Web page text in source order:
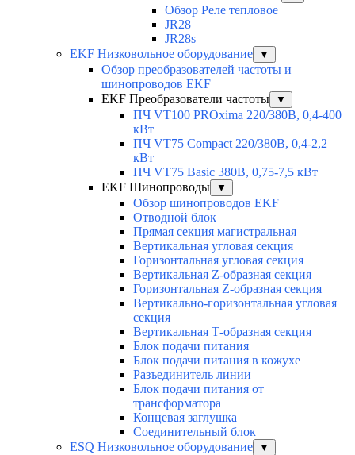
Обзор Реле тепловое
JR28
JR28s
EKF Низковольное оборудование
▼
Обзор преобразователей частоты и
шинопроводов EKF
EKF Преобразователи частоты
▼
ПЧ VT100 PROxima 220/380В, 0,4-400
кВт
ПЧ VT75 Compact 220/380В, 0,4-2,2
кВт
ПЧ VT75 Basic 380В, 0,75-7,5 кВт
EKF Шинопроводы
▼
Обзор шинопроводов EKF
Отводной блок
Прямая секция магистральная
Вертикальная угловая секция
Горизонтальная угловая секция
Вертикальная Z-образная секция
Горизонтальная Z-образная секция
Вертикально-горизонтальная угловая
секция
Вертикальная Т-образная секция
Блок подачи питания
Блок подачи питания в кожухе
Разъединитель линии
Блок подачи питания от
трансформатора
Концевая заглушка
Соединительный блок
ESQ Низковольное оборудование
▼